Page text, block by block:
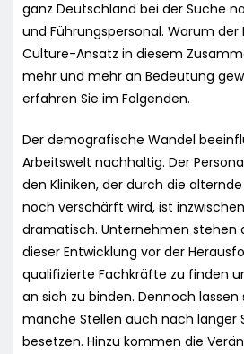
ganz Deutschland bei der Suche
und Führungspersonal. Warum
Culture-Ansatz in diesem
mehr und mehr an Bedeutung
erfahren Sie im Folgenden.
Der demografische Wandel
Arbeitswelt nachhaltig. Der
den Kliniken, der durch die
noch verschärft wird, ist inzwischen
dramatisch. Unternehmen stehen
dieser Entwicklung vor der
qualifizierte Fachkräfte zu finden
an sich zu binden. Dennoch lassen
manche Stellen auch nach langer
besetzen. Hinzu kommen die